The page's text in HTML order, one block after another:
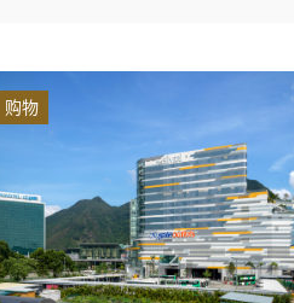
购物